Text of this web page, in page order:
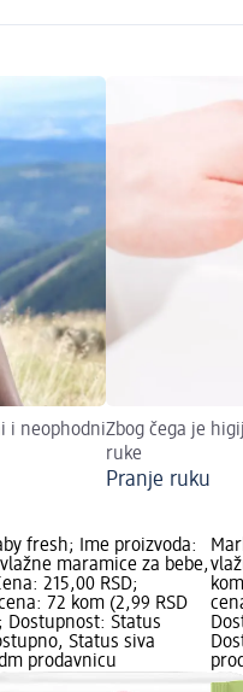
i neophodniZbog čega je
ruke
Pranje ruku
fresh; Ime proizvoda:
maramice za bebe,
215,00 RSD;
72 kom (2,99 RSD
Dostupnost: Status
Status siva
prodavnicu